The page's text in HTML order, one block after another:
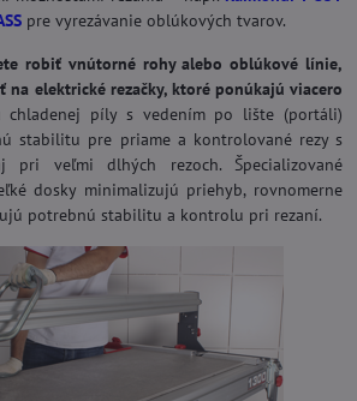
pre vyrezávanie oblúkových tvarov.
robiť vnútorné rohy alebo oblúkové línie,
na elektrické rezačky, ktoré ponúkajú viacero
chladenej píly s vedením po lište (portáli)
stabilitu pre priame a kontrolované rezy s
pri veľmi dlhých rezoch. Špecializované
dosky minimalizujú priehyb, rovnomerne
potrebnú stabilitu a kontrolu pri rezaní.